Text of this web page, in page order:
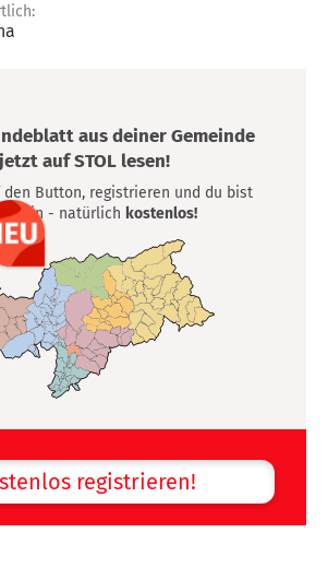
aus deiner Gemeinde
jetzt auf STOL lesen!
den Button, registrieren und du bist
- natürlich kostenlos!
registrieren!